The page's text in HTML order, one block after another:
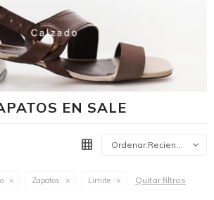
EN SALE
Recientes
Zapatos Limite Quitar filtros